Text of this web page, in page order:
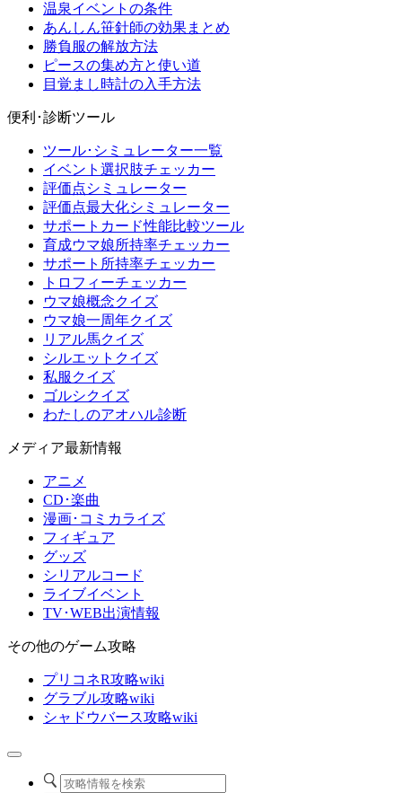
温泉イベントの条件
あんしん笹針師の効果まとめ
勝負服の解放方法
ピースの集め方と使い道
目覚まし時計の入手方法
便利･診断ツール
ツール･シミュレーター一覧
イベント選択肢チェッカー
評価点シミュレーター
評価点最大化シミュレーター
サポートカード性能比較ツール
育成ウマ娘所持率チェッカー
サポート所持率チェッカー
トロフィーチェッカー
ウマ娘概念クイズ
ウマ娘一周年クイズ
リアル馬クイズ
シルエットクイズ
私服クイズ
ゴルシクイズ
わたしのアオハル診断
メディア最新情報
アニメ
CD･楽曲
漫画･コミカライズ
フィギュア
グッズ
シリアルコード
ライブイベント
TV･WEB出演情報
その他のゲーム攻略
プリコネR攻略wiki
グラブル攻略wiki
シャドウバース攻略wiki